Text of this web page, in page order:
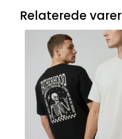
Relaterede varer